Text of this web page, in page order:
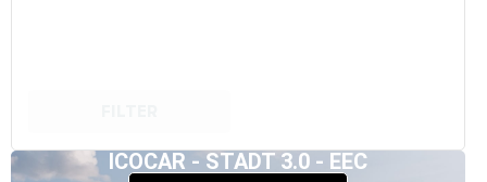
ICOCAR - STADT 3.0 - EEC